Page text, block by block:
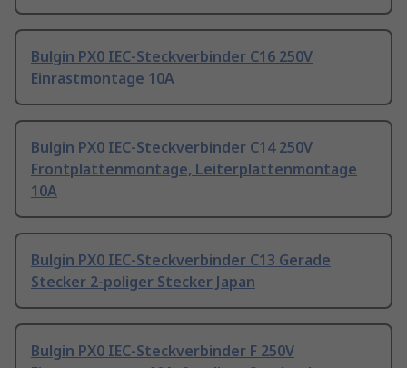
Bulgin PX0 IEC-Steckverbinder C16 250V
Einrastmontage 10A
Bulgin PX0 IEC-Steckverbinder C14 250V
Frontplattenmontage, Leiterplattenmontage
10A
Bulgin PX0 IEC-Steckverbinder C13 Gerade
Stecker 2-poliger Stecker Japan
Bulgin PX0 IEC-Steckverbinder F 250V